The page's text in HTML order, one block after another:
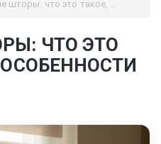
что это такое, виды и особенности
ЧТО ЭТО